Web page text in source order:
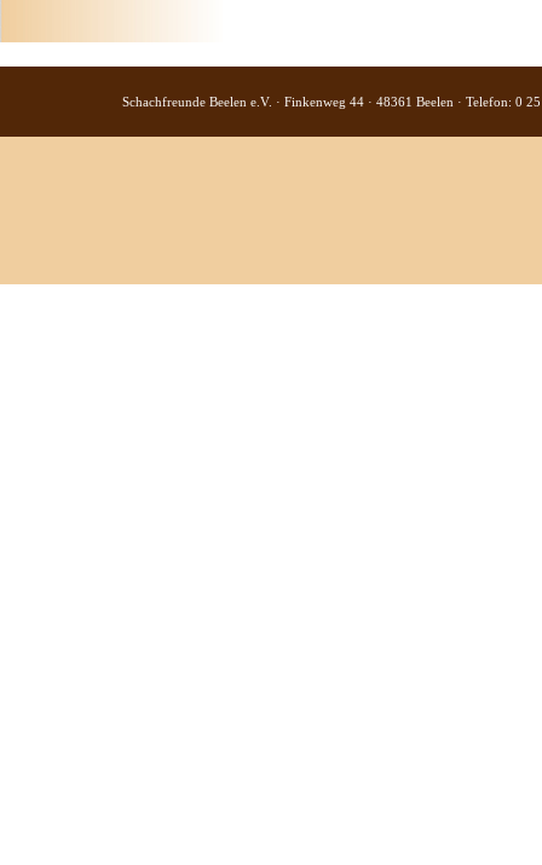
Schachfreunde Beelen e.V. · Finkenweg 44 · 48361 Beelen · Telefon: 0